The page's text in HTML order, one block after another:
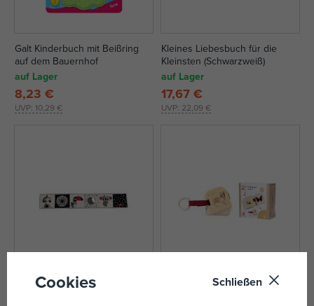
Galt Kinderbuch mit Beißring
auf dem Bauernhof
auf Lager
UVP: 10,29 €
8,23 €
Kleines Liebesbuch für die
Kleinsten (Schwarzweiß)
auf Lager
UVP: 22,09 €
17,67 €
Cookies Schließen